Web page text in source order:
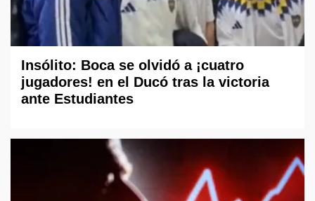
Insólito: Boca se olvidó a ¡cuatro
jugadores! en el Ducó tras la victoria
ante Estudiantes